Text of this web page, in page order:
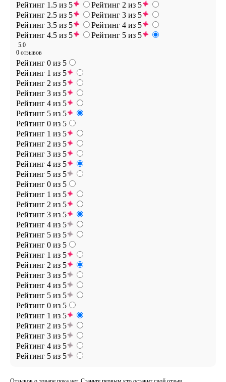
Рейтинг 1.5 из 5
Рейтинг 2 из 5
Рейтинг 2.5 из 5
Рейтинг 3 из 5
Рейтинг 3.5 из 5
Рейтинг 4 из 5
Рейтинг 4.5 из 5
Рейтинг 5 из 5
5.0
0 отзывов
Рейтинг 0 из 5
Рейтинг 1 из 5
Рейтинг 2 из 5
Рейтинг 3 из 5
Рейтинг 4 из 5
Рейтинг 5 из 5
Рейтинг 0 из 5
Рейтинг 1 из 5
Рейтинг 2 из 5
Рейтинг 3 из 5
Рейтинг 4 из 5
Рейтинг 5 из 5
Рейтинг 0 из 5
Рейтинг 1 из 5
Рейтинг 2 из 5
Рейтинг 3 из 5
Рейтинг 4 из 5
Рейтинг 5 из 5
Рейтинг 0 из 5
Рейтинг 1 из 5
Рейтинг 2 из 5
Рейтинг 3 из 5
Рейтинг 4 из 5
Рейтинг 5 из 5
Рейтинг 0 из 5
Рейтинг 1 из 5
Рейтинг 2 из 5
Рейтинг 3 из 5
Рейтинг 4 из 5
Рейтинг 5 из 5